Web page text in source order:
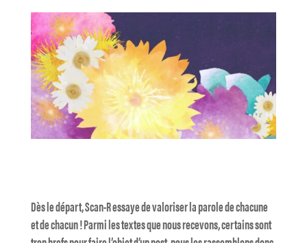
Dès le départ, Scan-R essaye de valoriser la parole de chacune
et de chacun ! Parmi les textes que nous recevons, certains sont